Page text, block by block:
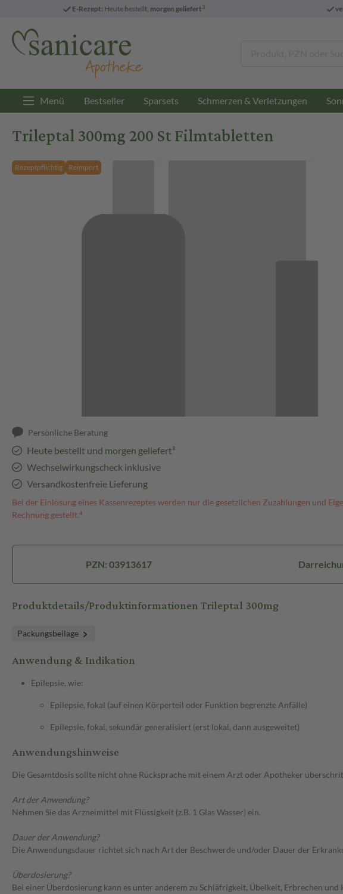
E-Rezept: Heute bestellt, morgen geliefert3
Menü Bestseller Sparsets Schmerzen & Verletzungen
Trileptal 300mg 200 St Filmtabletten
Rezeptpflichtig Reimport
Persönliche Beratung
Heute bestellt und morgen geliefert³
Wechselwirkungscheck inklusive
Versandkostenfreie Lieferung
Bei der Einlösung eines Kassenrezeptes werden nur die gesetzlichen Zuzahlungen und
Rechnung gestellt.⁴
PZN: 03913617
Produktdetails/Produktinformationen Trileptal 300mg
Packungsbeilage
Anwendung & Indikation
Epilepsie, wie:
Epilepsie, fokal (auf einen Körperteil oder Funktion begrenzte Anfälle)
Epilepsie, fokal, sekundär generalisiert (erst lokal, dann ausgeweitet)
Anwendungshinweise
Die Gesamtdosis sollte nicht ohne Rücksprache mit einem Arzt oder Apotheker
Art der Anwendung?
Nehmen Sie das Arzneimittel mit Flüssigkeit (z.B. 1 Glas Wasser) ein.
Dauer der Anwendung?
Die Anwendungsdauer richtet sich nach Art der Beschwerde und/oder Dauer der
Überdosierung?
Bei einer Überdosierung kann es unter anderem zu Schläfrigkeit, Übelkeit, Erbrechen